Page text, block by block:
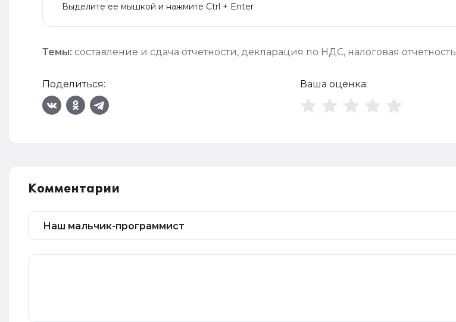
Выделите ее мышкой и нажмите Ctrl + Enter
Темы: составление и сдача отчетности, декларация по НДС, налоговая отчетность
Поделиться: Ваша оценка:
Комментарии